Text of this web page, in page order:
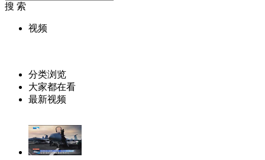
搜 索
视频
分类浏览
大家都在看
最新视频